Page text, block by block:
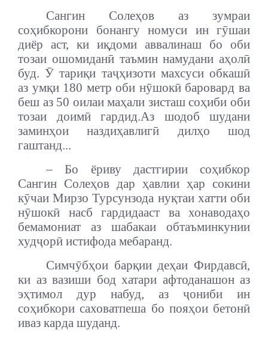
Сангин Солеҳов аз зумраи
соҳибкорони бонангу номуси ин гӯшаи
диёр аст, ки иқдоми аввалинаш бо оби
тозаи ошомиданӣ таъмин намудани аҳолӣ
буд. Ӯ тариқи таҷҳизоти махсуси обкашӣ
аз умқи 180 метр оби нӯшокӣ баровард ва
беш аз 50 оилаи маҳали зисташ соҳиби оби
тозаи доимӣ гардид.Аз шодоб шудани
заминҳои наздиҳавлигӣ дилҳо шод
гаштанд...
– Бо ёриву дастгирии соҳибкор
Сангин Солеҳов дар ҳавлии ҳар сокини
кӯчаи Мирзо Турсунзода нуқтаи хатти оби
нӯшокӣ насб гардидааст ва хонаводаҳо
бемамониат аз шабакаи обтаъминкунии
худҷорӣ истифода мебаранд.
Симчӯбҳои барқии деҳаи Фирдавсӣ,
ки аз вазиши бод хатари афтоданашон аз
эҳтимол дур набуд, аз ҷониби ин
соҳибкори саховатпеша бо пояҳои бетонӣ
иваз карда шуданд.